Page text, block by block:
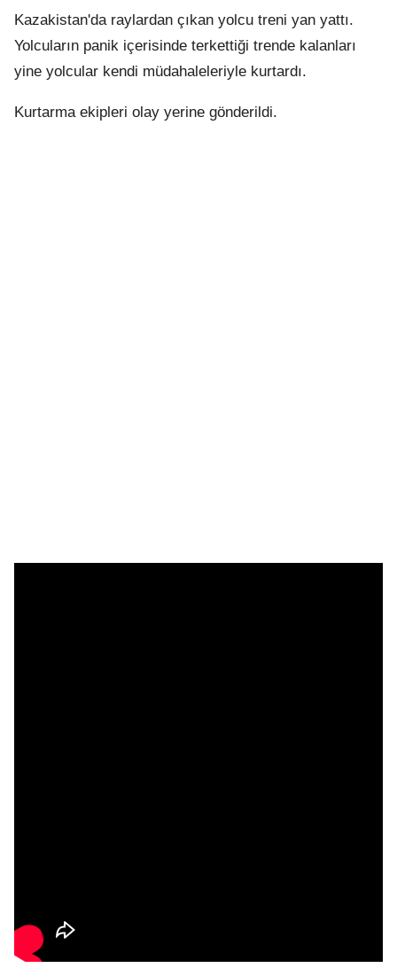
Kazakistan'da raylardan çıkan yolcu treni yan yattı.
Yolcuların panik içerisinde terkettiği trende kalanları
yine yolcular kendi müdahaleleriyle kurtardı.
Kurtarma ekipleri olay yerine gönderildi.